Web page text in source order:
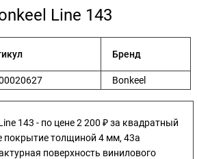
Line 143
Бренд
Bonkeel
143 - по цене 2 200 ₽ за квадратный
покрытие толщиной 4 мм, 43а
поверхность винилового